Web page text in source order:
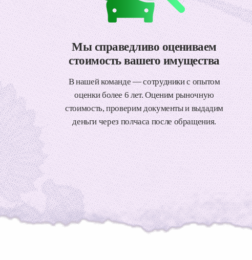
Мы справедливо оцениваем
стоимость вашего имущества
В нашей команде — сотрудники с опытом
оценки более 6 лет. Оценим рыночную
стоимость, проверим документы и выдадим
деньги через полчаса после обращения.